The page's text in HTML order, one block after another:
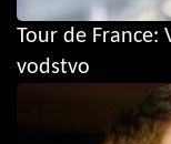
Tour de France:
vodstvo